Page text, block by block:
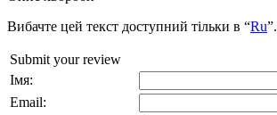
Вибачте цей текст доступний тільки в “Ru”.
Submit your review
Імя:
Email: